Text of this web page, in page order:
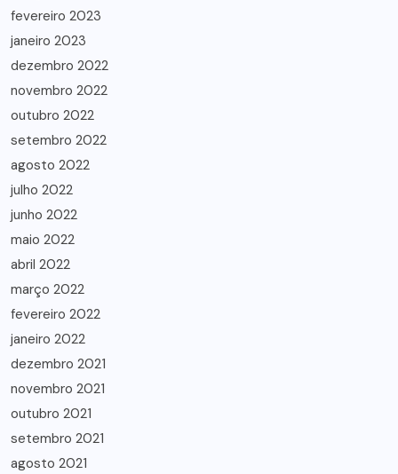
fevereiro 2023
janeiro 2023
dezembro 2022
novembro 2022
outubro 2022
setembro 2022
agosto 2022
julho 2022
junho 2022
maio 2022
abril 2022
março 2022
fevereiro 2022
janeiro 2022
dezembro 2021
novembro 2021
outubro 2021
setembro 2021
agosto 2021